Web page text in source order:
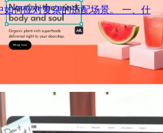
何应对复杂的适配场景。 一、什